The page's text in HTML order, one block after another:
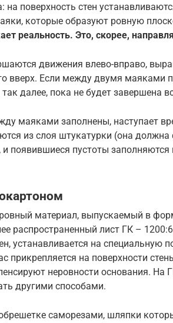
на поверхность стен
которые образуют ровную
реальность. Это, скорее,
движения влево-вправо,
вверх. Если между двумя маяками
далее, пока не будет завершена
маяками заполнены, наступает
из слоя штукатурки (она должна
и появившиеся пустоты
материал, выпускаемый в
распространенный лист ГК –
устанавливается на специальную
прикрепляется на поверхности
неровности основания. На
другими способами.
саморезами, шляпки